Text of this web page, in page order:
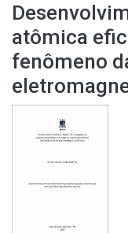
atômica
fenômeno